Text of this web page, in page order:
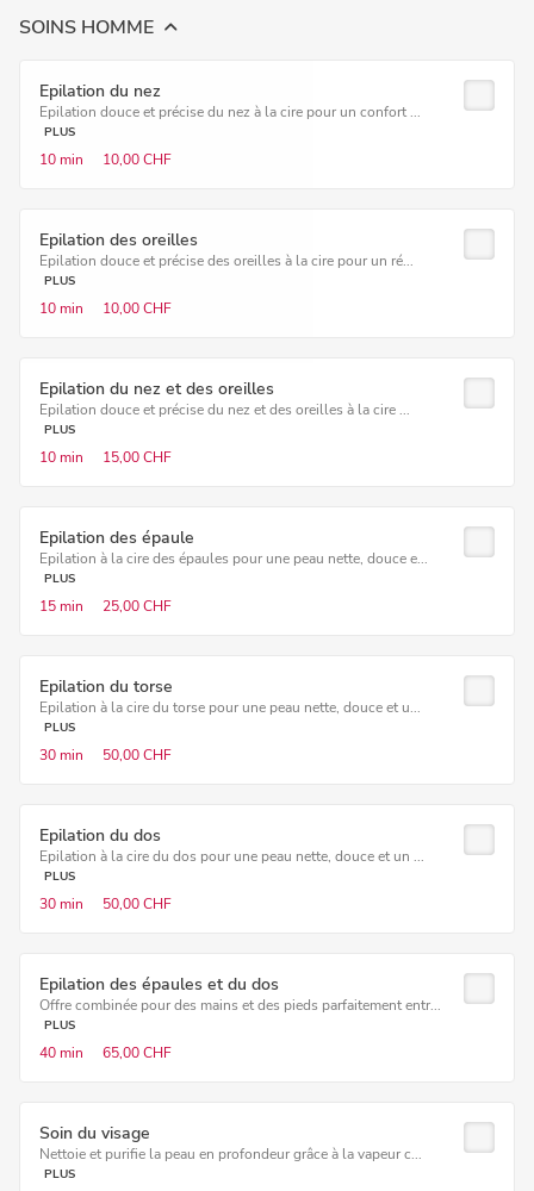
SOINS HOMME
Epilation du nez
Epilation douce et précise du nez à la cire pour un confort ...
PLUS
10 min 10,00 CHF
Epilation des oreilles
Epilation douce et précise des oreilles à la cire pour un ré...
PLUS
10 min 10,00 CHF
Epilation du nez et des oreilles
Epilation douce et précise du nez et des oreilles à la cire ...
PLUS
10 min 15,00 CHF
Epilation des épaule
Epilation à la cire des épaules pour une peau nette, douce e...
PLUS
15 min 25,00 CHF
Epilation du torse
Epilation à la cire du torse pour une peau nette, douce et u...
PLUS
30 min 50,00 CHF
Epilation du dos
Epilation à la cire du dos pour une peau nette, douce et un ...
PLUS
30 min 50,00 CHF
Epilation des épaules et du dos
Offre combinée pour des mains et des pieds parfaitement entr...
PLUS
40 min 65,00 CHF
Soin du visage
Nettoie et purifie la peau en profondeur grâce à la vapeur c...
PLUS